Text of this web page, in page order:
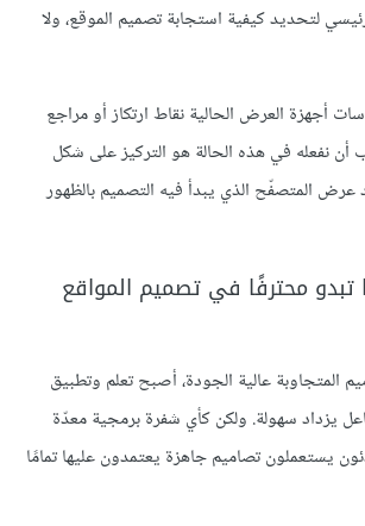
لتحديد كيفية استجابة تصميم الموقع، ولا
أجهزة العرض الحالية نقاط ارتكاز أو مراجع
أن نفعله في هذه الحالة هو التركيز على شكل
عرض المتصفّح الذي يبدأ فيه التصميم بالظهور
محترفًا في تصميم المواقع
المتجاوبة عالية الجودة، أصبح تعلم وتطبيق
يزداد سهولة. ولكن كأي شفرة برمجية معدّة
يستعملون تصاميم جاهزة يعتمدون عليها تمامًا